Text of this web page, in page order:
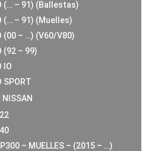
(… – 91) (Ballestas)
(… – 91) (Muelles)
(00 – …) (V60/V80)
(92 – 99)
IO
SPORT
NISSAN
– MUELLES – (2015 – …)